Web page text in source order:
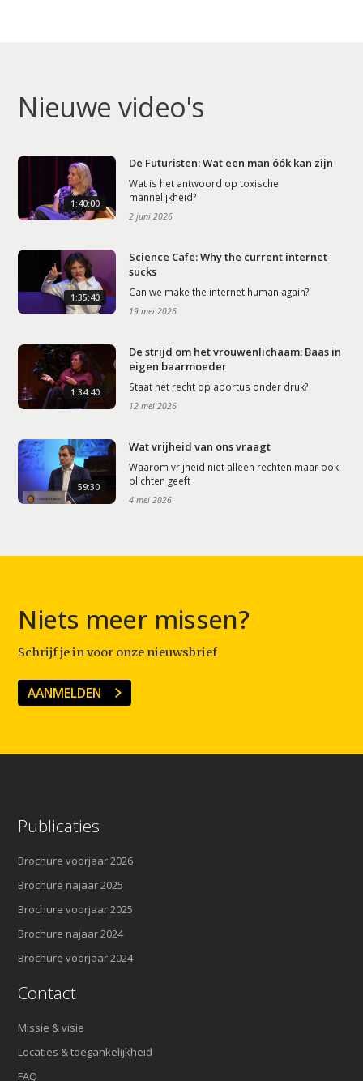
Nieuwe video's
1:40:00
De Futuristen: Wat een man óók kan zijn
Wat is het antwoord op toxische
mannelijkheid?
2 juni 2026
1:35:40
Science Cafe: Why the current internet
sucks
Can we make the internet human again?
19 mei 2026
1:34:40
De strijd om het vrouwenlichaam: Baas in
eigen baarmoeder
Staat het recht op abortus onder druk?
12 mei 2026
59:30
Wat vrijheid van ons vraagt
Waarom vrijheid niet alleen rechten maar ook
plichten geeft
4 mei 2026
Niets meer missen?
Schrijf je in voor onze nieuwsbrief
AANMELDEN
Publicaties
Brochure voorjaar 2026
Brochure najaar 2025
Brochure voorjaar 2025
Brochure najaar 2024
Brochure voorjaar 2024
Contact
Missie & visie
Locaties & toegankelijkheid
FAQ